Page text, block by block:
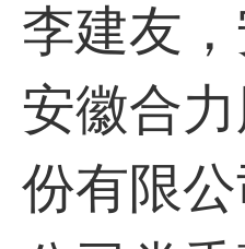
李建友
安徽合
份有限